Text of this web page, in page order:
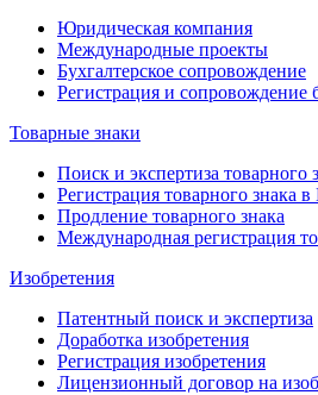
Юридическая компания
Международные проекты
Бухгалтерское сопровождение
Регистрация и сопровождение
Товарные знаки
Поиск и экспертиза товарного
Регистрация товарного знака
Продление товарного знака
Международная регистрация
Изобретения
Патентный поиск и экспертиза
Доработка изобретения
Регистрация изобретения
Лицензионный договор на